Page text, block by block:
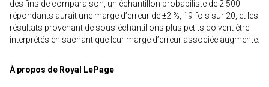
des fins de comparaison, un échantillon probabiliste de 2 500
répondants aurait une marge d’erreur de ±2 %, 19 fois sur 20, et les
résultats provenant de sous-échantillons plus petits doivent être
interprétés en sachant que leur marge d’erreur associée augmente.
À propos de Royal LePage